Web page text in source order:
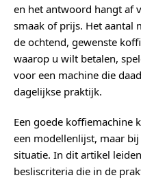
en het antwoord hangt af
smaak of prijs. Het aantal
de ochtend, gewenste
waarop u wilt betalen,
voor een machine die
dagelijkse praktijk.
Een goede koffiemachine
een modellenlijst, maar
situatie. In dit artikel
besliscriteria die in de